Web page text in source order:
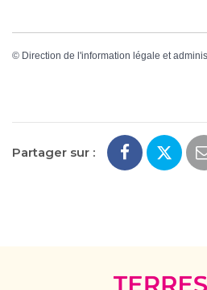
© Direction de l'information légale et
Partager sur :